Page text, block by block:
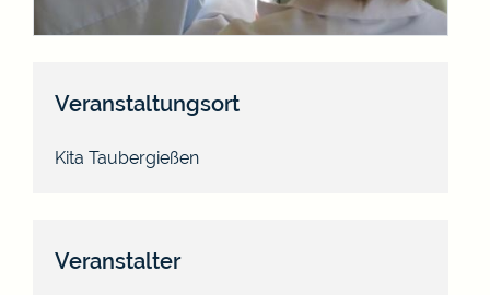
Veranstaltungsort
Kita Taubergießen
Veranstalter